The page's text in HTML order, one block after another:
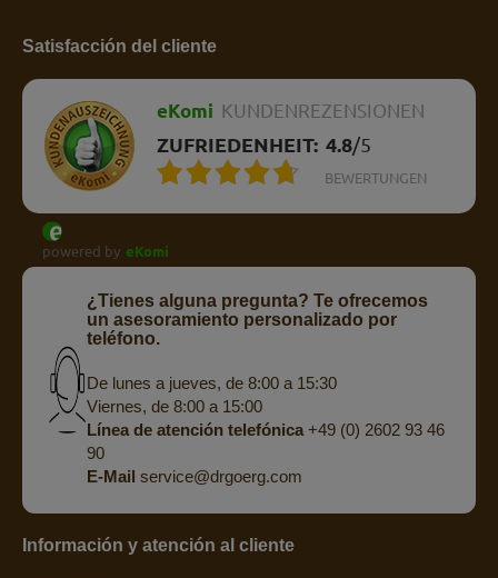
Satisfacción del cliente
eKomi KUNDENREZENSIONEN
ZUFRIEDENHEIT: 4.8/5
BEWERTUNGEN
powered by eKomi
¿Tienes alguna pregunta? Te ofrecemos
un asesoramiento personalizado por
teléfono.
De lunes a jueves, de 8:00 a 15:30
Viernes, de 8:00 a 15:00
Línea de atención telefónica+49 (0) 2602 93 46
90
E-Mail service@drgoerg.com
Información y atención al cliente